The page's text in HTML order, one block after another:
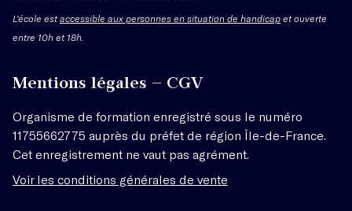
L'école estaccessible aux personnes en situation de handicap et ouverte
entre 10h et 18h.
Mentions légales – CGV
Organisme de formation enregistré sous le numéro
11755662775 auprès du préfet de région Île-de-France.
Cet enregistrement ne vaut pas agrément.
Voir les conditions générales de vente